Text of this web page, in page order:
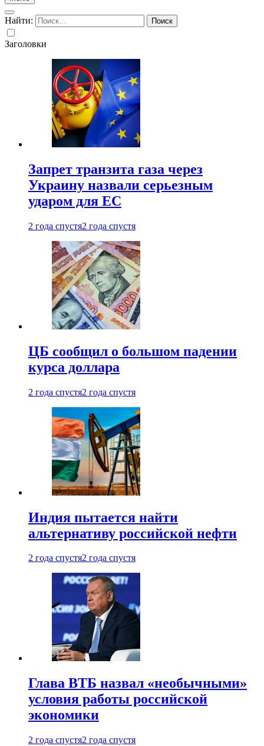
Найти:
Заголовки
Запрет транзита газа через
Украину назвали серьезным
ударом для ЕС
2 года спустя2 года спустя
ЦБ сообщил о большом падении
курса доллара
2 года спустя2 года спустя
Индия пытается найти
альтернативу российской нефти
2 года спустя2 года спустя
Глава ВТБ назвал «необычными»
условия работы российской
экономики
2 года спустя2 года спустя